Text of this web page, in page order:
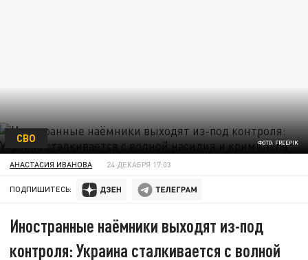
ФОТО: FREEPIK
СВО
АНАСТАСИЯ ИВАНОВА 24 ДЕКАБРЯ 17:03
ПОДПИШИТЕСЬ:
Иностранные наёмники выходят из-под
контроля: Украина сталкивается с волной